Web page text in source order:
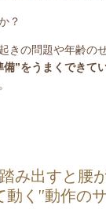
？
きの問題や年齢の
備”をうまくできて
み出すと腰
動く”動作の